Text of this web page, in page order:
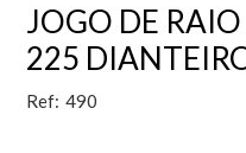
JOGO DE
225
Ref: 490